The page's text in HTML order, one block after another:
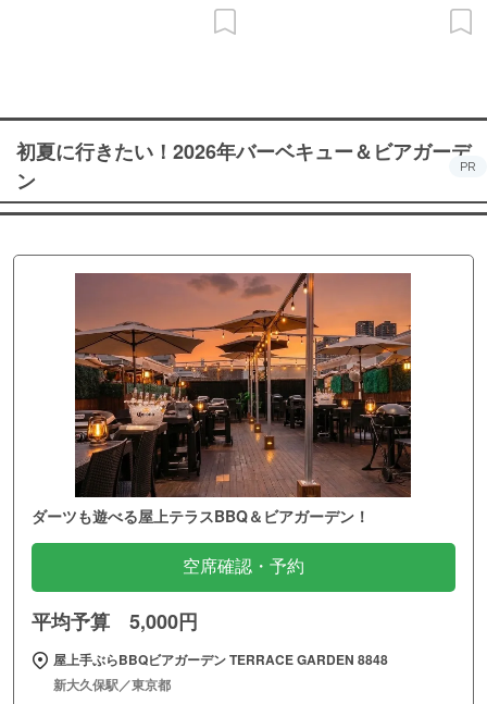
初夏に行きたい！2026年バーベキュー＆ビアガーデ
ン
PR
ダーツも遊べる屋上テラスBBQ＆ビアガーデン！
空席確認・予約
平均予算 5,000円
屋上手ぶらBBQビアガーデン TERRACE GARDEN 8848
新大久保駅／東京都